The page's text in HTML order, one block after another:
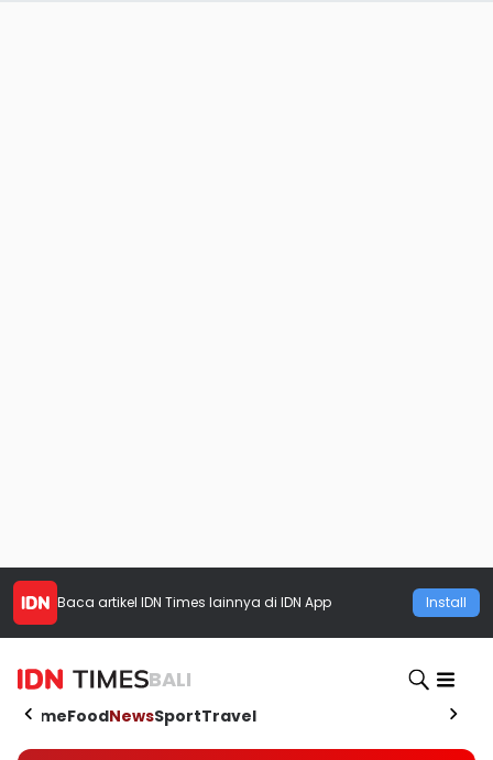
Baca artikel IDN Times lainnya di IDN App Install
BALI
HomeFoodNewsSportTravel